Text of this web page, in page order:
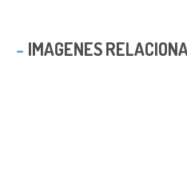
IMAGENES